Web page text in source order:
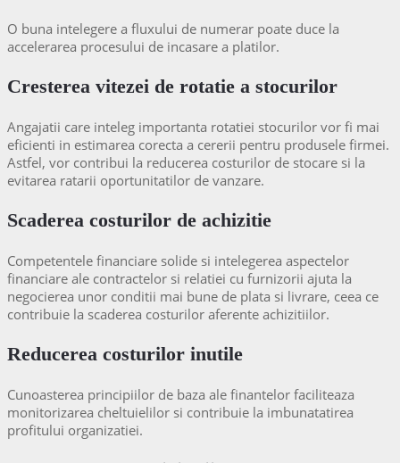
O buna intelegere a fluxului de numerar poate duce la
accelerarea procesului de incasare a platilor.
Cresterea vitezei de rotatie a stocurilor
Angajatii care inteleg importanta rotatiei stocurilor vor fi mai
eficienti in estimarea corecta a cererii pentru produsele firmei.
Astfel, vor contribui la reducerea costurilor de stocare si la
evitarea ratarii oportunitatilor de vanzare.
Scaderea costurilor de achizitie
Competentele financiare solide si intelegerea aspectelor
financiare ale contractelor si relatiei cu furnizorii ajuta la
negocierea unor conditii mai bune de plata si livrare, ceea ce
contribuie la scaderea costurilor aferente achizitiilor.
Reducerea costurilor inutile
Cunoasterea principiilor de baza ale finantelor faciliteaza
monitorizarea cheltuielilor si contribuie la imbunatatirea
profitului organizatiei.